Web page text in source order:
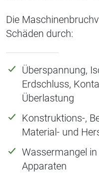
Die
Schäden durch:
Überspannung,
Erdschluss,
Überlastung
Konstruktions-,
Material- und
Wassermangel
Apparaten